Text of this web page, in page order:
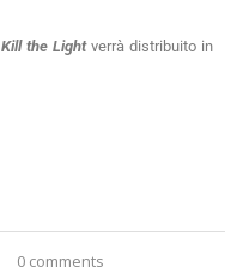
Kill the Lightverrà distribuito in
0 comments